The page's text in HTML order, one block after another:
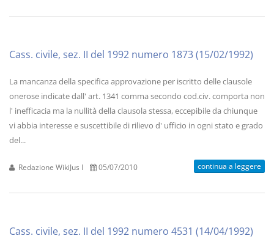
Cass. civile, sez. II del 1992 numero 1873 (15/02/1992)
La mancanza della specifica approvazione per iscritto delle clausole
onerose indicate dall' art. 1341 comma secondo cod.civ. comporta non
l' inefficacia ma la nullità della clausola stessa, eccepibile da chiunque
vi abbia interesse e suscettibile di rilievo d' ufficio in ogni stato e grado
del...
Redazione WikiJus I 05/07/2010 continua a leggere
Cass. civile, sez. II del 1992 numero 4531 (14/04/1992)